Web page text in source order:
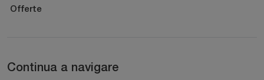
Offerte
Continua a navigare